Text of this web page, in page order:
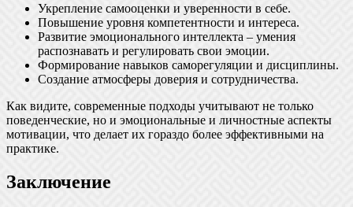
Укрепление самооценки и уверенности в себе.
Повышение уровня компетентности и интереса.
Развитие эмоционального интеллекта – умения
распознавать и регулировать свои эмоции.
Формирование навыков саморегуляции и дисциплины.
Создание атмосферы доверия и сотрудничества.
Как видите, современные подходы учитывают не только
поведенческие, но и эмоциональные и личностные аспекты
мотивации, что делает их гораздо более эффективными на
практике.
Заключение